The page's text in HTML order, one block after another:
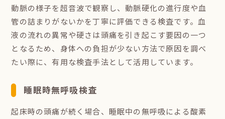
動脈の様子を超音波で観察し、動脈硬化の進行度や血
管の詰まりがないかを丁寧に評価できる検査です。血
液の流れの異常や硬さは頭痛を引き起こす要因の一つ
となるため、身体への負担が少ない方法で原因を調べ
たい際に、有用な検査手法として活用しています。
睡眠時無呼吸検査
起床時の頭痛が続く場合、睡眠中の無呼吸による酸素